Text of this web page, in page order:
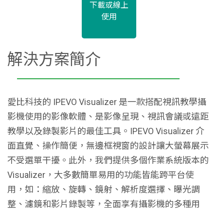
下載或線上
使用
解決方案簡介
愛比科技的 IPEVO Visualizer 是一款搭配視訊教學攝
影機使用的影像軟體、是影像呈現、視訊會議或遠距
教學以及錄製影片的最佳工具。IPEVO Visualizer 介
面直覺、操作簡便，無邊框視窗的設計讓大螢幕展示
不受選單干擾。此外，我們提供多個作業系統版本的
Visualizer，大多數簡單易用的功能皆能跨平台使
用，如：縮放、旋轉、鏡射、解析度選擇、曝光調
整、濾鏡和影片錄製等，全面享有攝影機的多種用